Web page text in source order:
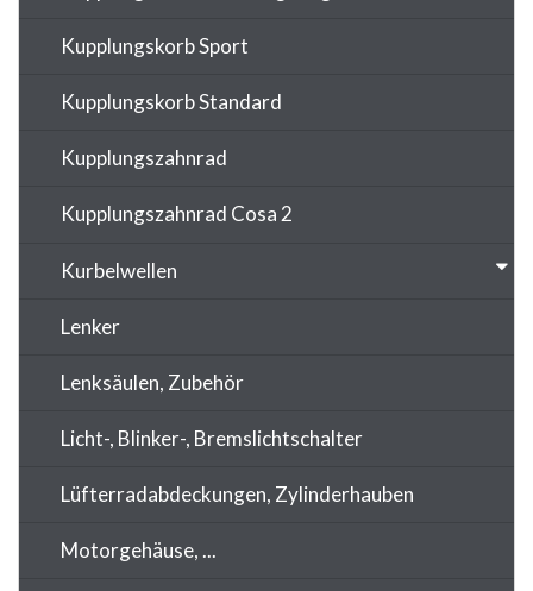
Kupplungskorb Sport
Kupplungskorb Standard
Kupplungszahnrad
Kupplungszahnrad Cosa 2
Kurbelwellen
Lenker
Lenksäulen, Zubehör
Licht-, Blinker-, Bremslichtschalter
Lüfterradabdeckungen, Zylinderhauben
Motorgehäuse, ...